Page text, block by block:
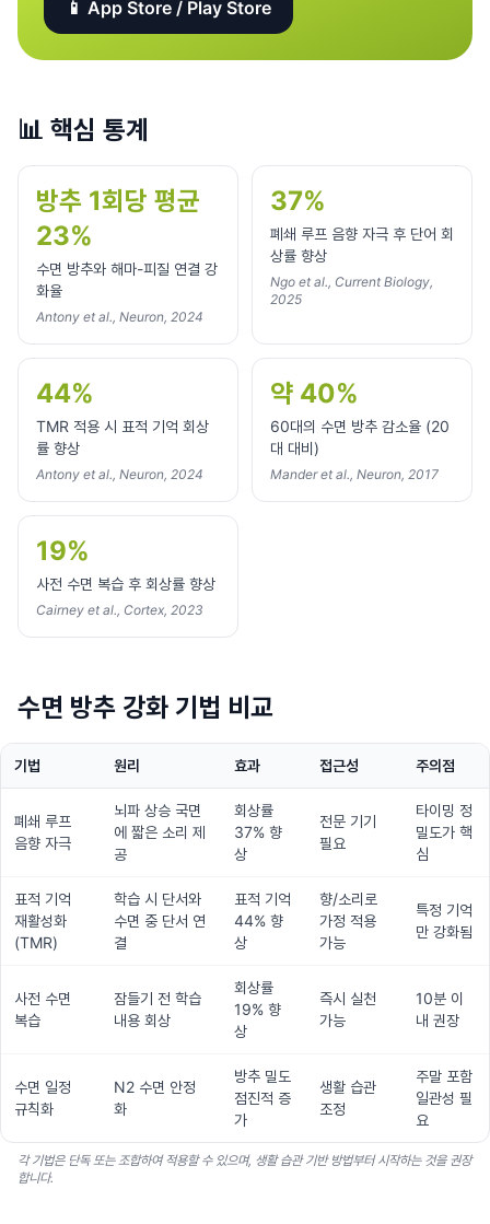
📱 App Store / Play Store
📊 핵심 통계
방추 1회당 평균
23%
수면 방추와 해마-피질 연결 강
화율
Antony et al., Neuron, 2024
37%
폐쇄 루프 음향 자극 후 단어 회
상률 향상
Ngo et al., Current Biology,
2025
44%
TMR 적용 시 표적 기억 회상
률 향상
Antony et al., Neuron, 2024
약 40%
60대의 수면 방추 감소율 (20
대 대비)
Mander et al., Neuron, 2017
19%
사전 수면 복습 후 회상률 향상
Cairney et al., Cortex, 2023
수면 방추 강화 기법 비교
기법 원리 효과 접근성 주의점
폐쇄 루프
음향 자극
뇌파 상승 국면
에 짧은 소리 제
공
회상률
37% 향
상
전문 기기
필요
타이밍 정
밀도가 핵
심
표적 기억
재활성화
(TMR)
학습 시 단서와
수면 중 단서 연
결
표적 기억
44% 향
상
향/소리로
가정 적용
가능
특정 기억
만 강화됨
사전 수면
복습
잠들기 전 학습
내용 회상
회상률
19% 향
상
즉시 실천
가능
10분 이
내 권장
수면 일정
규칙화
N2 수면 안정
화
방추 밀도
점진적 증
가
생활 습관
조정
주말 포함
일관성 필
요
각 기법은 단독 또는 조합하여 적용할 수 있으며, 생활 습관 기반 방법부터 시작하는 것을 권장
합니다.